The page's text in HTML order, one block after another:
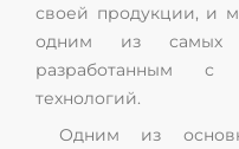
своей продукции, и
одним из самых
разработанным с
технологий.
Одним из